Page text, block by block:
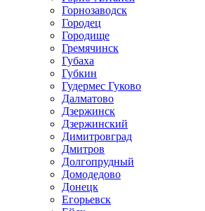
Горнозаводск
Городец
Городище
Гремячинск
Губаха
Губкин
Гудермес Гуково
Далматово
Дзержинск
Дзержинский
Димитровград
Дмитров
Долгопрудный
Домодедово
Донецк
Егорьевск